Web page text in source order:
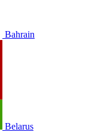
Bahrain
Belarus